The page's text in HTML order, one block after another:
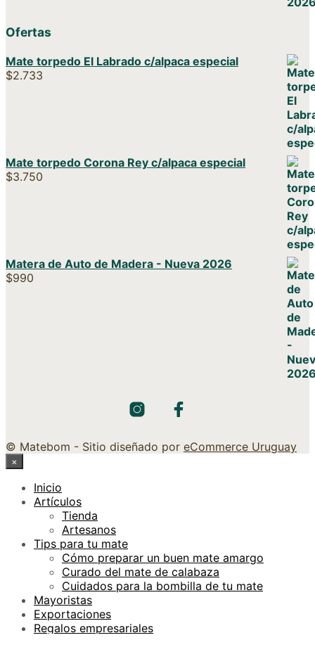
Ofertas
Mate torpedo El Labrado c/alpaca especial
$2.733
Mate torpedo Corona Rey c/alpaca especial
$3.750
Matera de Auto de Madera - Nueva 2026
$990
© Matebom - Sitio diseñado por eCommerce Uruguay
×
Inicio
Artículos
Tienda
Artesanos
Tips para tu mate
Cómo preparar un buen mate amargo
Curado del mate de calabaza
Cuidados para la bombilla de tu mate
Mayoristas
Exportaciones
Regalos empresariales